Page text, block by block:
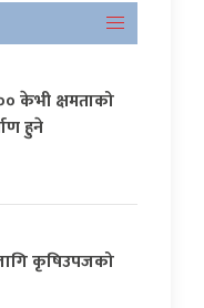
केभी क्षमताको
हुने
कृषिउपजको